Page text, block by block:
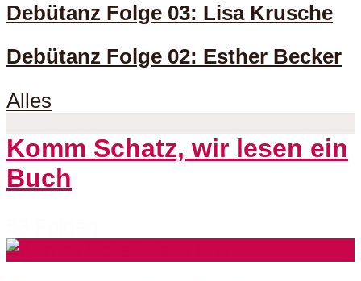
Debütanz Folge 03: Lisa Krusche
Debütanz Folge 02: Esther Becker
Alles
Komm Schatz, wir lesen ein
Buch